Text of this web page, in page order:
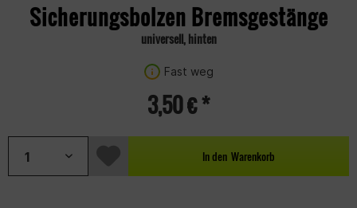
Sicherungsbolzen Bremsgestänge
universell, hinten
Fast weg
3,50 € *
In den Warenkorb